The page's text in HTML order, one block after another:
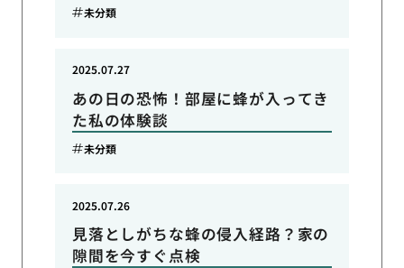
未分類
あの日の恐怖！部屋に蜂が入ってき
た私の体験談
2025.07.27
未分類
見落としがちな蜂の侵入経路？家の
隙間を今すぐ点検
2025.07.26